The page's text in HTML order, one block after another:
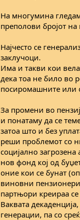
На многумина
преполови бројот
Најчесто се
заклучоци.
Има и такви кои
дека тоа не било во
посиромашните или
За промени во
и понатаму да се
затоа што и без
реши проблемот со
социјално
нов фонд кој од
оние кои се бунат
виновни
партњори креираа
Ваквата
генерации, па со